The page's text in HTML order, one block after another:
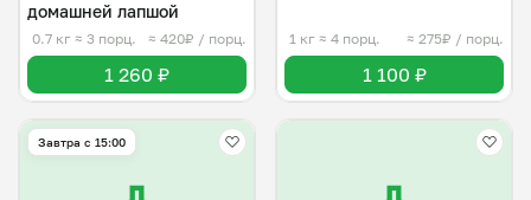
домашней лапшой
0.7 кг ≈ 3 порц. ≈ 420₽ / порц.
1 260 ₽
1 кг ≈ 4 порц. ≈ 275₽ / порц.
1 100 ₽
Завтра c 15:00